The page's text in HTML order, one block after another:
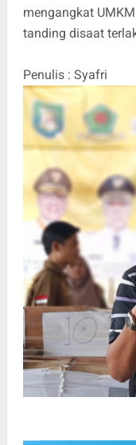
mengangkat
tanding disaat
Penulis : Syafri